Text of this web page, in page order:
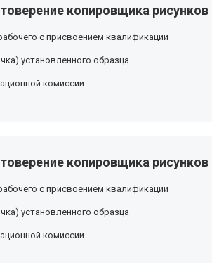
копировщика рисунков
с присвоением квалификации
установленного образца
комиссии
копировщика рисунков
с присвоением квалификации
установленного образца
комиссии